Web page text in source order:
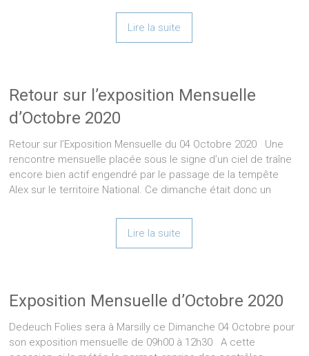
Lire la suite
Retour sur l’exposition Mensuelle
d’Octobre 2020
Retour sur l’Exposition Mensuelle du 04 Octobre 2020 Une
rencontre mensuelle placée sous le signe d’un ciel de traîne
encore bien actif engendré par le passage de la tempête
Alex sur le territoire National. Ce dimanche était donc un
Lire la suite
Exposition Mensuelle d’Octobre 2020
Dedeuch Folies sera à Marsilly ce Dimanche 04 Octobre pour
son exposition mensuelle de 09h00 à 12h30 A cette